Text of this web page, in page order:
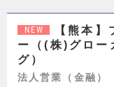
NEW
【熊本
ー（(株)グロー
グ）
法人営業（金融）